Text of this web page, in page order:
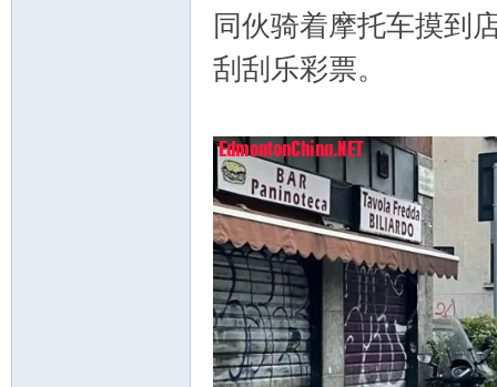
同伙骑着摩托车摸到
刮刮乐彩票。